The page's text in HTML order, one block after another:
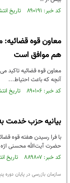
کد خبر: ۸۹۰۱۹۱ تاریخ انتشار : ۱۴۰۵/۰۴/۰۹
معاون قوه قضائیه:
هم موافق است
معاون قوه قضائیه تاکید
آنچه که باعث احتیاط...
کد خبر: ۸۹۰۱۰۶ تاریخ انتشار : ۱۴۰۵/۰۴/۰۸
بیانیه حزب خدمت
با فرا رسیدن هفته قوه
حضرت آیت‌الله محسنی
کد خبر: ۸۸۹۸۰۷ تاریخ انتشار : ۱۴۰۵/۰۴/۰۳
سازمان بازرسی در پایان